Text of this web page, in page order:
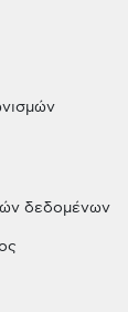
δεδομένων